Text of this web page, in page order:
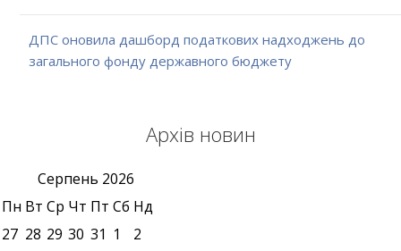
ДПС оновила дашборд податкових надходжень до
загального фонду державного бюджету
Архів новин
Серпень 2026
Пн Вт Ср Чт Пт Сб Нд
27 28 29 30 31 1
2